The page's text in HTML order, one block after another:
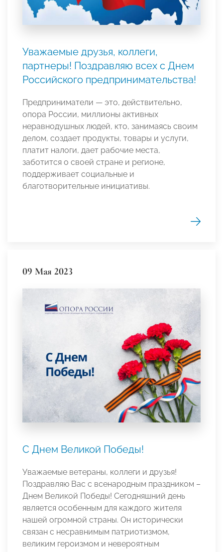
Уважаемые друзья, коллеги,
партнеры! Поздравляю всех с Днем
Российского предпринимательства!
Предприниматели — это, действительно,
опора России, миллионы активных
неравнодушных людей, кто, занимаясь своим
делом, создает продукты, товары и услуги,
платит налоги, дает рабочие места,
заботится о своей стране и регионе,
поддерживает социальные и
благотворительные инициативы.
09 Мая 2023
С Днем Великой Победы!
Уважаемые ветераны, коллеги и друзья!
Поздравляю Вас с всенародным праздником –
Днем Великой Победы! Сегодняшний день
является особенным для каждого жителя
нашей огромной страны. Он исторически
связан с несравнимым патриотизмом,
великим героизмом и невероятным